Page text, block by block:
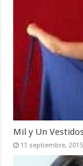
Mil y Un
11 septiembre, 2015